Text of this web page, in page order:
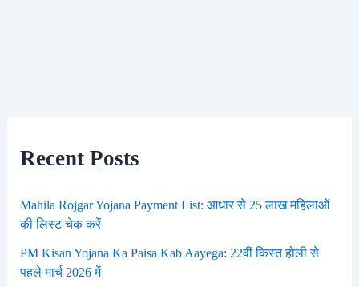
Recent Posts
Mahila Rojgar Yojana Payment List: आधार से 25 लाख महिलाओं
की लिस्ट चेक करें
PM Kisan Yojana Ka Paisa Kab Aayega: 22वीं किस्त होली से
पहले मार्च 2026 में